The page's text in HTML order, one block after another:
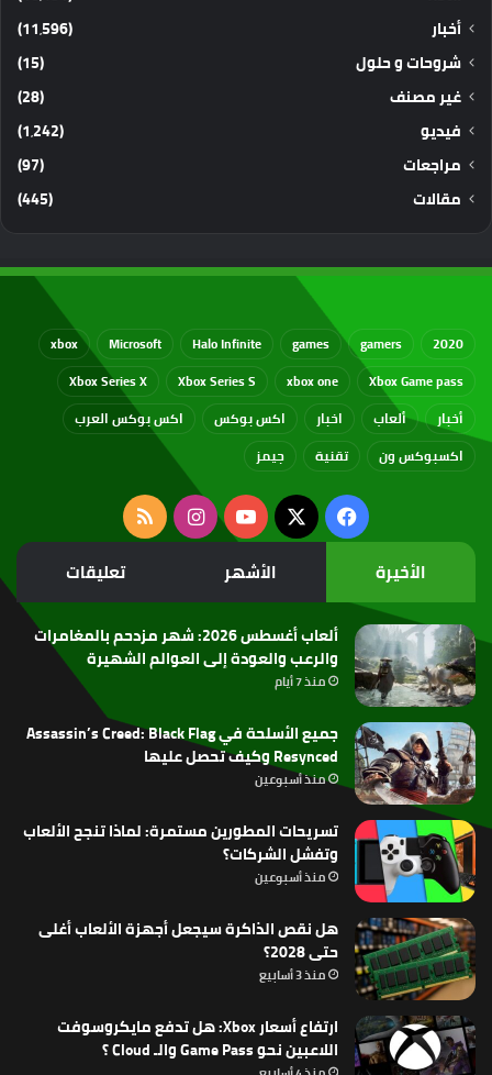
أخبار
(11٬596)
شروحات و حلول
(15)
غير مصنف
(28)
فيديو
(1٬242)
مراجعات
(97)
مقالات
(445)
2020
gamers
games
Halo Infinite
Microsoft
xbox
Xbox Game pass
xbox one
Xbox Series S
Xbox Series X
أخبار
ألعاب اخبار اكس بوكس
اكس بوكس العرب
اكسبوكس ون
تقنية جيمز
فيسبوك
‫X
‫YouTubeانستقرامملخص
الموقع
RSS
الأخيرة الأشهر تعليقات
ألعاب أغسطس 2026: شهر مزدحم بالمغامرات
والرعب والعودة إلى العوالم الشهيرة
منذ 7 أيام
جميع الأسلحة في Assassin’s Creed: Black Flag
Resynced وكيف تحصل عليها
منذ أسبوعين
تسريحات المطورين مستمرة: لماذا تنجح الألعاب
وتفشل الشركات؟
منذ أسبوعين
هل نقص الذاكرة سيجعل أجهزة الألعاب أغلى
حتى 2028؟
منذ 3 أسابيع
ارتفاع أسعار Xbox: هل تدفع مايكروسوفت
اللاعبين نحو Game Pass والـ Cloud ؟